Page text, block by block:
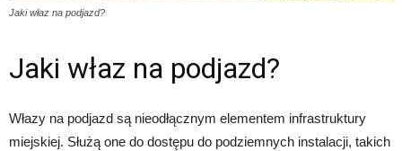
Jaki właz na podjazd?
Jaki właz na podjazd?
Włazy na podjazd są nieodłącznym elementem infrastruktury
miejskiej. Służą one do dostępu do podziemnych instalacji, takich